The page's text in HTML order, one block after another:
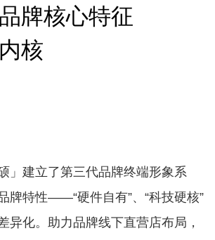
牌核心特征
核
」建立了第三代品牌终端形象系
牌特性——“硬件自有”、“科技硬核”
异化。助力品牌线下直营店布局，